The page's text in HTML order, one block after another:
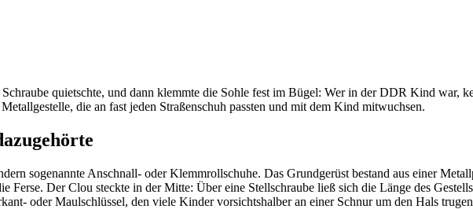
quietschte, und dann klemmte die Sohle fest im Bügel: Wer in der DDR Kind war,
die an fast jeden Straßenschuh passten und mit dem Kind mitwuchsen.
sogenannte Anschnall- oder Klemmrollschuhe. Das Grundgerüst bestand aus einer
Der Clou steckte in der Mitte: Über eine Stellschraube ließ sich die Länge des
oder Maulschlüssel, den viele Kinder vorsichtshalber an einer Schnur um den Hals